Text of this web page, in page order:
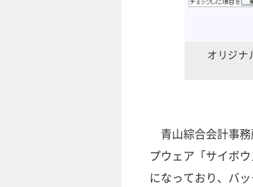
オリジナ
青山綜合会計事
プウェア「サイボ
になっており、バ